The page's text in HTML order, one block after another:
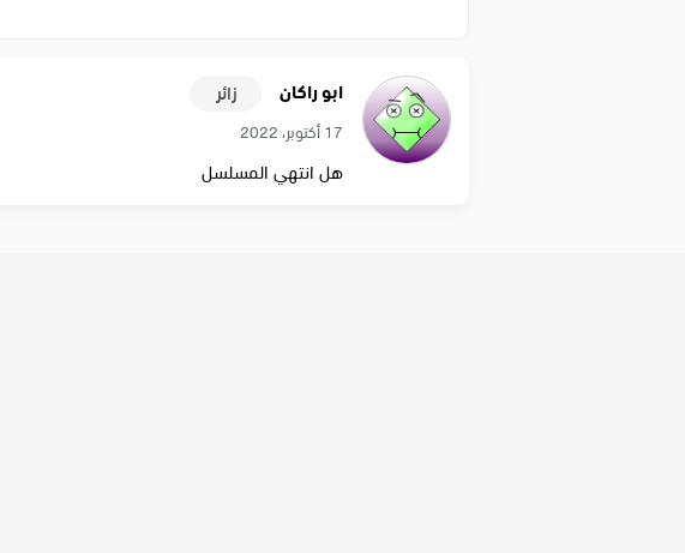
ابو راكان زائر
17 أكتوبر، 2022
هل انتهي المسلسل